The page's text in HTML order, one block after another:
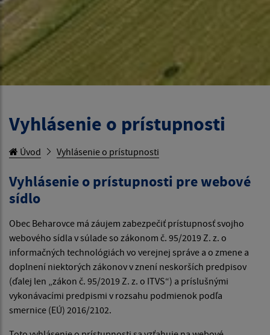
Vyhlásenie o prístupnosti
Úvod Vyhlásenie o prístupnosti
Vyhlásenie o prístupnosti pre webové
sídlo
Obec Beharovce má záujem zabezpečiť prístupnosť svojho
webového sídla v súlade so zákonom č. 95/2019 Z. z. o
informačných technológiách vo verejnej správe a o zmene a
doplnení niektorých zákonov v znení neskorších predpisov
(ďalej len „zákon č. 95/2019 Z. z. o ITVS“) a príslušnými
vykonávacími predpismi v rozsahu podmienok podľa
smernice (EÚ) 2016/2102.